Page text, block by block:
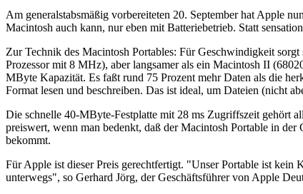
Am generalstabsmäßig vorbereiteten 20. September hat Apple
Macintosh auch kann, nur eben mit Batteriebetrieb. Statt
Zur Technik des Macintosh Portables: Für Geschwindigkeit
Prozessor mit 8 MHz), aber langsamer als ein Macintosh II
MByte Kapazität. Es faßt rund 75 Prozent mehr Daten als die
Format lesen und beschreiben. Das ist ideal, um Dateien (nicht
Die schnelle 40-MByte-Festplatte mit 28 ms Zugriffszeit gehört
preiswert, wenn man bedenkt, daß der Macintosh Portable in
bekommt.
Für Apple ist dieser Preis gerechtfertigt. "Unser Portable ist kein
unterwegs", so Gerhard Jörg, der Geschäftsführer von Apple